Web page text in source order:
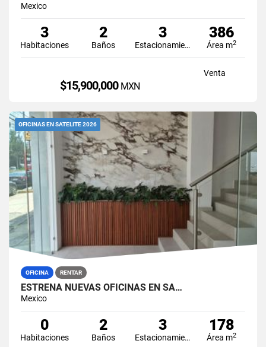
Mexico
3
Habitaciones
2
Baños
3
Estacionamiento
386
Área m2
Venta
$15,900,000 MXN
OFICINAS EN SATELITE 2026
OFICINA RENTAR
ESTRENA NUEVAS OFICINAS EN SA…
Mexico
0
Habitaciones
2
Baños
3
Estacionamiento
178
Área m2